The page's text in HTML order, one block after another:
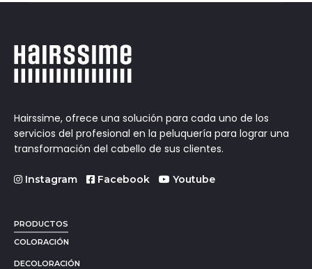
Hairssime, ofrece una solución para cada uno de los
servicios del profesional en la peluquería para lograr una
transformación del cabello de sus clientes.
Instagram Facebook Youtube
PRODUCTOS
COLORACIÓN
DECOLORACIÓN